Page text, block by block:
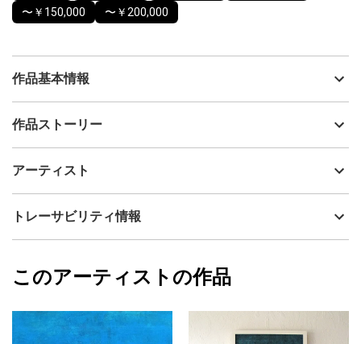
〜￥150,000
〜￥200,000
作品基本情報
出品者
制作年
アクリル
カラー
ホワイト
ジャンル
抽象画
配送目安
作品ストーリー
アーティスト
島田 豊実
フォローする
トレーサビリティ情報
島田 豊実
このアーティストの作品